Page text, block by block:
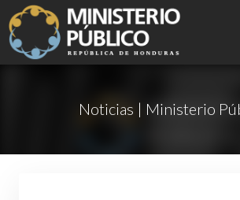
Noticias | Ministerio